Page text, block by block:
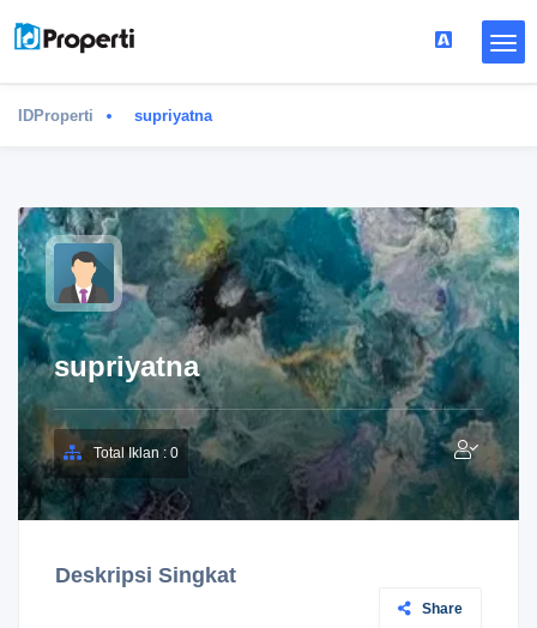
IDProperti supriyatna
supriyatna
Total Iklan : 0
Deskripsi Singkat
Share